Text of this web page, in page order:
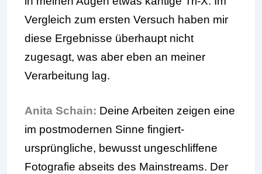
Vergleich zum ersten Versuch haben mir
diese Ergebnisse überhaupt nicht
zugesagt, was aber eben an meiner
Verarbeitung lag.
Anita Schain: Deine Arbeiten zeigen eine
im postmodernen Sinne fingiert-
ursprüngliche, bewusst ungeschliffene
Fotografie abseits des Mainstreams. Der